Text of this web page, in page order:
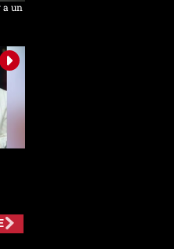
a un